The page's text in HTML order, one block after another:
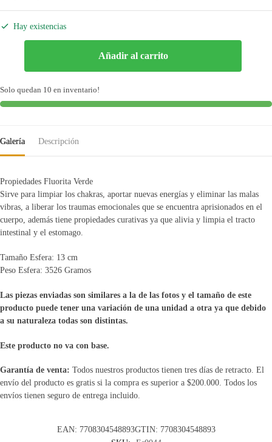
Hay existencias
Sin
Base
Añadir al carrito
Solo quedan 10 en inventario!
Galería Descripción
Propiedades Fluorita Verde
Sirve para limpiar los chakras, aportar nuevas energías y eliminar las malas
vibras, a liberar los traumas emocionales que se encuentra aprisionados en el
cuerpo, además tiene propiedades curativas ya que alivia y limpia el tracto
intestinal y el estomago.
Tamaño Esfera: 13 cm
Peso Esfera: 3526 Gramos
Las piezas enviadas son similares a la de las fotos y el tamaño de este
producto puede tener una variación de una unidad a otra ya que debido
a su naturaleza todas son distintas.
Este producto no va con base.
Garantía de venta: Todos nuestros productos tienen tres días de retracto. El
envío del producto es gratis si la compra es superior a $200.000. Todos los
envíos tienen seguro de entrega incluido.
EAN: 7708304548893GTIN: 7708304548893